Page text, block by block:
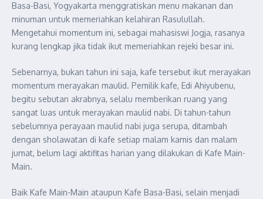
Basa-Basi, Yogyakarta menggratiskan menu makanan dan
minuman untuk memeriahkan kelahiran Rasulullah.
Mengetahui momentum ini, sebagai mahasiswi Jogja, rasanya
kurang lengkap jika tidak ikut memeriahkan rejeki besar ini.
Sebenarnya, bukan tahun ini saja, kafe tersebut ikut merayakan
momentum merayakan maulid. Pemilik kafe, Edi Ahiyubenu,
begitu sebutan akrabnya, selalu memberikan ruang yang
sangat luas untuk merayakan maulid nabi. Di tahun-tahun
sebelumnya perayaan maulid nabi juga serupa, ditambah
dengan sholawatan di kafe setiap malam kamis dan malam
jumat, belum lagi aktifitas harian yang dilakukan di Kafe Main-
Main.
Baik Kafe Main-Main ataupun Kafe Basa-Basi, selain menjadi